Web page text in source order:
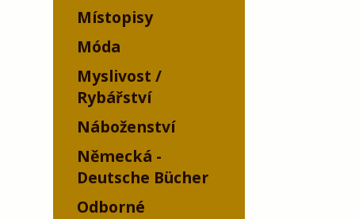
Místopisy
Móda
Myslivost /
Rybářství
Náboženství
Německá -
Deutsche Bücher
Odborné